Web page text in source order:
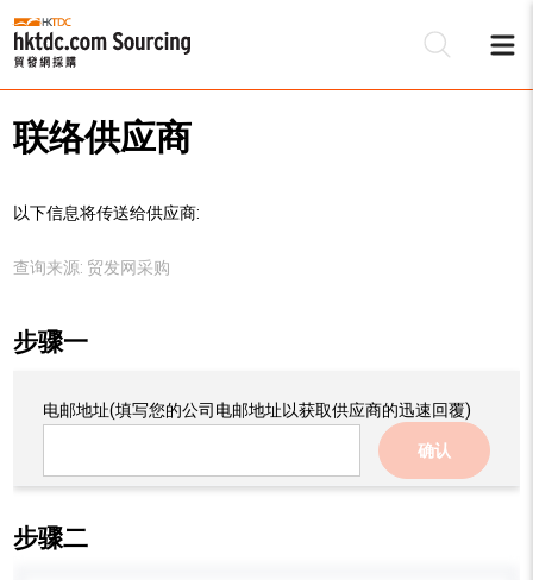
联络供应商
以下信息将传送给供应商:
查询来源: 贸发网采购
步骤一
电邮地址(填写您的公司电邮地址以获取供应商的迅速回覆)
确认
步骤二